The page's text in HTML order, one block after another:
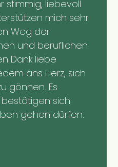
stimmig, liebevoll
mich sehr
Weg der
und beruflichen
Dank liebe
ans Herz, sich
gönnen. Es
sich
gehen dürfen.